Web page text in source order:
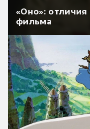
«Оно»: отличия
фильма